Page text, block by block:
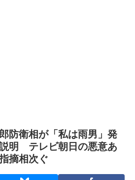
防衛相が「私は雨男」発
明 テレビ朝日の悪意あ
摘相次ぐ